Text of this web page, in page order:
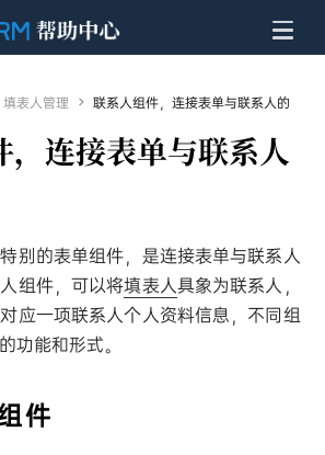
填表人管理  联系人组件，连接表单与联系人的
，连接表单与联系人
别的表单组件，是连接表单与联系人
组件，可以将填表人具象为联系人，
应一项联系人个人资料信息，不同组
功能和形式。
件